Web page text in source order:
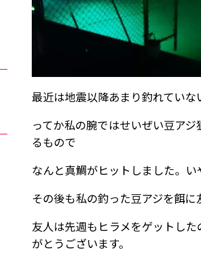
最近は地震以降あまり釣れていな
ってか私の腕ではせいぜい豆ア
るもので
なんと真鯛がヒットしました。い
その後も私の釣った豆アジを餌
友人は先週もヒラメをゲットし
がとうございます。